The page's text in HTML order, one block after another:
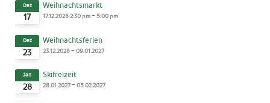
17
Dez Weihnachtsmarkt
17.12.20262:30 pm- 5:00 pm
23
Dez Weihnachtsferien
23.12.2026-09.01.2027
28
Jan Skifreizeit
28.01.2027-05.02.2027